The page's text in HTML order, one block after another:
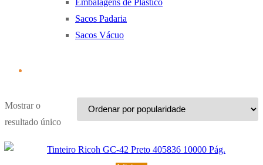
Embalagens de Plástico
Sacos Padaria
Sacos Vácuo
Mostrar o
resultado único